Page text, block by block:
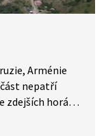
Arménie
nepatří
zdejších horách